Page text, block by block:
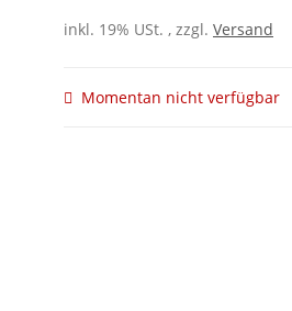
inkl. 19% USt. , zzgl. Versand
Momentan nicht verfügbar